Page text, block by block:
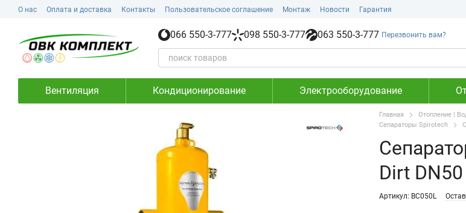
Перейти к основному контенту
О нас Оплата и доставка Контакты Пользовательское соглашение Монтаж Новости Гарантия
066 550-3-777 098 550-3-777 063 550-3-777 Перезвонить вам?
Вентиляция Кондиционирование Электрооборудование
Главная Отопление |
Сепараторы Spirotech
Dirt
Артикул: BC050L